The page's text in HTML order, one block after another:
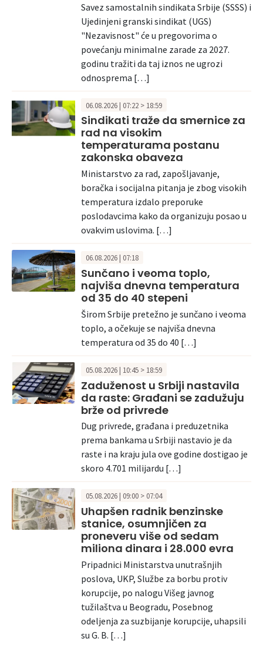
Savez samostalnih sindikata Srbije (SSSS) i
Ujedinjeni granski sindikat (UGS)
"Nezavisnost" će u pregovorima o
povećanju minimalne zarade za 2027.
godinu tražiti da taj iznos ne ugrozi
odnosprema […]
06.08.2026 | 07:22 > 18:59
Sindikati traže da smernice za
rad na visokim
temperaturama postanu
zakonska obaveza
Ministarstvo za rad, zapošljavanje,
boračka i socijalna pitanja je zbog visokih
temperatura izdalo preporuke
poslodavcima kako da organizuju posao u
ovakvim uslovima. […]
06.08.2026 | 07:18
Sunčano i veoma toplo,
najviša dnevna temperatura
od 35 do 40 stepeni
Širom Srbije pretežno je sunčano i veoma
toplo, a očekuje se najviša dnevna
temperatura od 35 do 40 […]
05.08.2026 | 10:45 > 18:59
Zaduženost u Srbiji nastavila
da raste: Građani se zadužuju
brže od privrede
Dug privrede, građana i preduzetnika
prema bankama u Srbiji nastavio je da
raste i na kraju jula ove godine dostigao je
skoro 4.701 milijardu […]
05.08.2026 | 09:00 > 07:04
Uhapšen radnik benzinske
stanice, osumnjičen za
proneveru više od sedam
miliona dinara i 28.000 evra
Pripadnici Ministarstva unutrašnjih
poslova, UKP, Službe za borbu protiv
korupcije, po nalogu Višeg javnog
tužilaštva u Beogradu, Posebnog
odeljenja za suzbijanje korupcije, uhapsili
su G. B. […]